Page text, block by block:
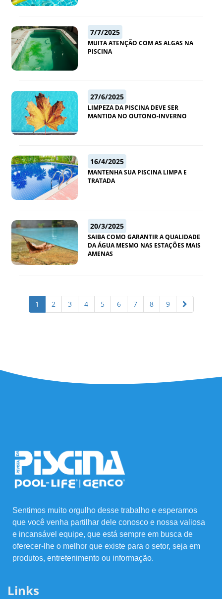
7/7/2025
MUITA ATENÇÃO COM AS ALGAS NA
PISCINA
27/6/2025
LIMPEZA DA PISCINA DEVE SER
MANTIDA NO OUTONO-INVERNO
16/4/2025
MANTENHA SUA PISCINA LIMPA E
TRATADA
20/3/2025
SAIBA COMO GARANTIR A QUALIDADE
DA ÁGUA MESMO NAS ESTAÇÕES MAIS
AMENAS
1 2 3 4 5 6 7 8 9
Sentimos muito orgulho desse trabalho e esperamos
que você venha partilhar dele conosco e nossa valiosa
e incansável equipe, que está sempre em busca de
oferecer-lhe o melhor que existe para o setor, seja em
produtos, entretenimento ou informação.
Links